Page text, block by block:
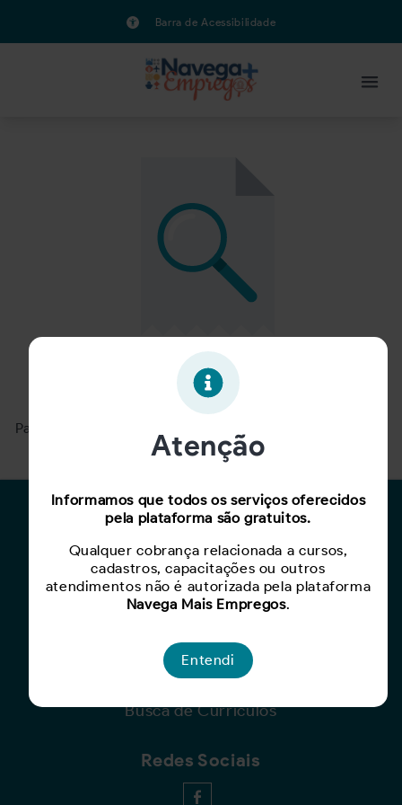
Barra de Acessibilidade
Oportunidade expirada!
Para ver mais, acesse a página
Para Candidatos
Busca de Oportunidades
Cadastro de Currículo
Capacite-se
Para Empresas
Busca de Currículos
Redes Sociais
Atenção
Informamos que todos os serviços oferecidos
pela plataforma são gratuitos.
Qualquer cobrança relacionada a cursos,
cadastros, capacitações ou outros
atendimentos não é autorizada pela plataforma
Navega Mais Empregos.
Entendi